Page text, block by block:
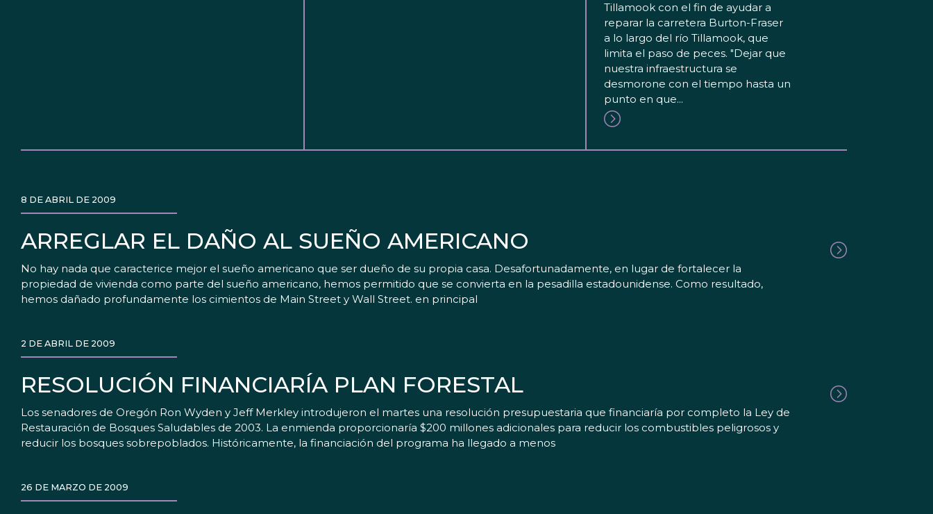
Tillamook con el fin de ayudar a
reparar la carretera Burton-Fraser
a lo largo del río Tillamook, que
limita el paso de peces. "Dejar que
nuestra infraestructura se
desmorone con el tiempo hasta un
punto en que...
ARREGLAR EL DAÑO AL SUEÑO AMERICANO
8 DE ABRIL DE 2009
No hay nada que caracterice mejor el sueño americano que ser dueño de su propia casa. Desafortunadamente, en lugar de fortalecer la
propiedad de vivienda como parte del sueño americano, hemos permitido que se convierta en la pesadilla estadounidense. Como resultado,
hemos dañado profundamente los cimientos de Main Street y Wall Street. en principal
RESOLUCIÓN FINANCIARÍA PLAN FORESTAL
2 DE ABRIL DE 2009
Los senadores de Oregón Ron Wyden y Jeff Merkley introdujeron el martes una resolución presupuestaria que financiaría por completo la Ley de
Restauración de Bosques Saludables de 2003. La enmienda proporcionaría $200 millones adicionales para reducir los combustibles peligrosos y
reducir los bosques sobrepoblados. Históricamente, la financiación del programa ha llegado a menos
26 DE MARZO DE 2009